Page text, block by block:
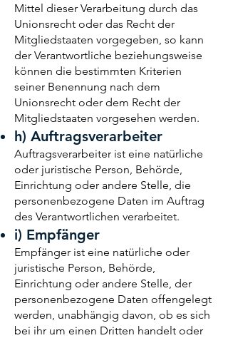
Mittel dieser Verarbeitung durch das
Unionsrecht oder das Recht der
Mitgliedstaaten vorgegeben, so kann
der Verantwortliche beziehungsweise
können die bestimmten Kriterien
seiner Benennung nach dem
Unionsrecht oder dem Recht der
Mitgliedstaaten vorgesehen werden.
h) Auftragsverarbeiter
Auftragsverarbeiter ist eine natürliche
oder juristische Person, Behörde,
Einrichtung oder andere Stelle, die
personenbezogene Daten im Auftrag
des Verantwortlichen verarbeitet.
i) Empfänger
Empfänger ist eine natürliche oder
juristische Person, Behörde,
Einrichtung oder andere Stelle, der
personenbezogene Daten offengelegt
werden, unabhängig davon, ob es sich
bei ihr um einen Dritten handelt oder